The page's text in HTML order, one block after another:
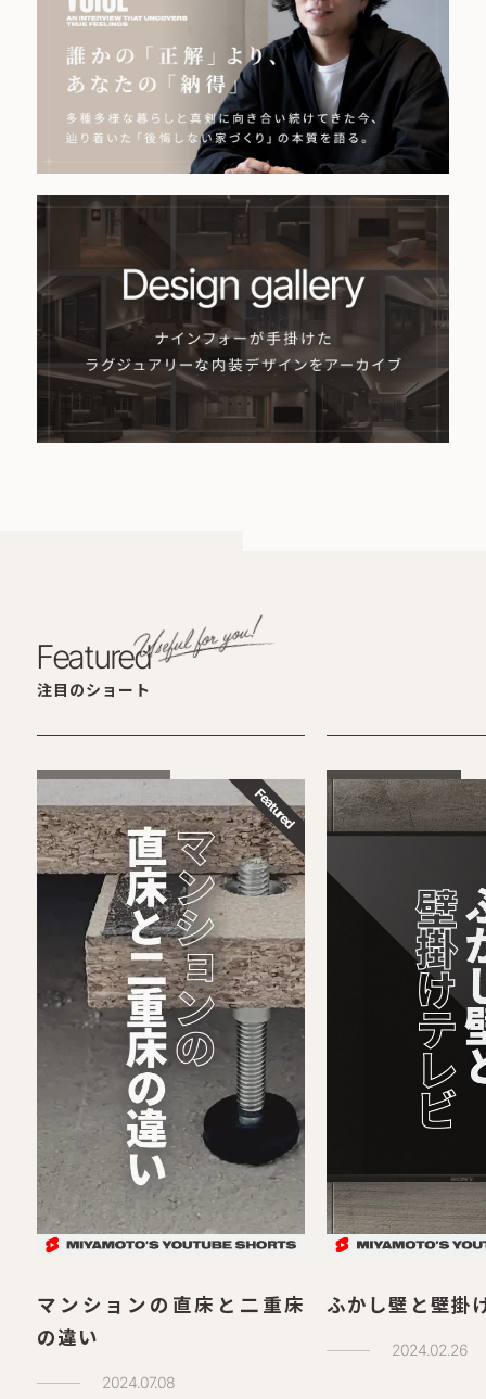
Featured
注目のショート
マンションの直床と二重床
の違い
2024.07.08
ふかし壁と壁掛
2024.02.26